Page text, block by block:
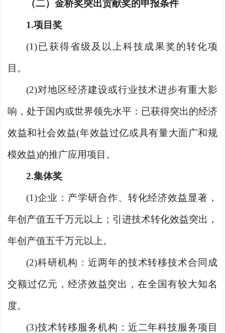
（二）金桥奖突出贡献奖的申报条件
1.项目奖
(1)已获得省级及以上科技成果奖的转化项
目。
(2)对地区经济建设或行业技术进步有重大影
响，处于国内或世界领先水平：已获得突出的经济
效益和社会效益(年效益过亿或具有量大面广和规
模效益)的推广应用项目。
2.集体奖
(1)企业：产学研合作、转化经济效益显著，
年创产值五千万元以上；引进技术转化效益突出，
年创产值五千万元以上。
(2)科研机构：近两年的技术转移技术合同成
交额过亿元，经济效益突出，在全国有较大知名
度。
(3)技术转移服务机构：近二年科技服务项目